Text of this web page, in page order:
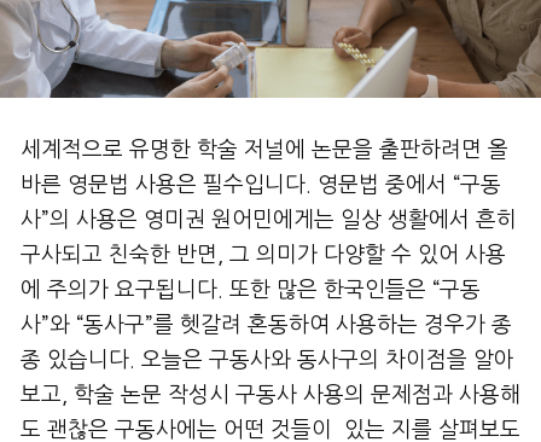
세계적으로 유명한 학술 저널에 논문을 출판하려면 올
바른 영문법 사용은 필수입니다. 영문법 중에서 “구동
사”의 사용은 영미권 원어민에게는 일상 생활에서 흔히
구사되고 친숙한 반면, 그 의미가 다양할 수 있어 사용
에 주의가 요구됩니다. 또한 많은 한국인들은 “구동
사”와 “동사구”를 헷갈려 혼동하여 사용하는 경우가 종
종 있습니다. 오늘은 구동사와 동사구의 차이점을 알아
보고, 학술 논문 작성시 구동사 사용의 문제점과 사용해
도 괜찮은 구동사에는 어떤 것들이 있는 지를 살펴보도